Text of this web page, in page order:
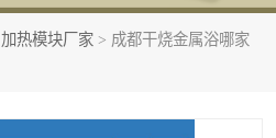
加热模块厂家 > 成都干烧金属浴哪家
双层玻璃反应釜10L